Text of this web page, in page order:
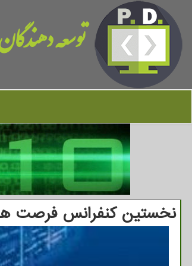
توسعه
نخستین کنفرانس فرصت